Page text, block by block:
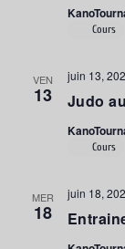
Cours
VEN
13 Judo
juin 13,
Cours
MER
18
juin 18,